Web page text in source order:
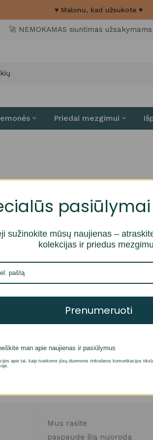
♥ Malonu, kad užsukote ♥
🚀 NEMOKAMAS siuntimas
Priedai mezgimui
Silk
Mus rasite
paspaudę šią nuorodą
sužinokite mūsų naujienas –
kolekcijas ir priedus
Prenumeruoti
man apie naujienas ir pasiūlymus
apie tai, kaip tvarkome jūsų duomenis rinkodaros komunikacijos